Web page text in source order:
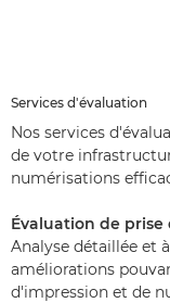
Services d'évaluation
Nos services
de votre
numérisations
Évaluation de prise
Analyse détaillée et
améliorations
d'impression et de